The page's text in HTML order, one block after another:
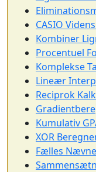
CASIO
Kombiner
Procentuel
Komplekse
Lineær
Reciprok
Kumulativ
XOR
Fælles